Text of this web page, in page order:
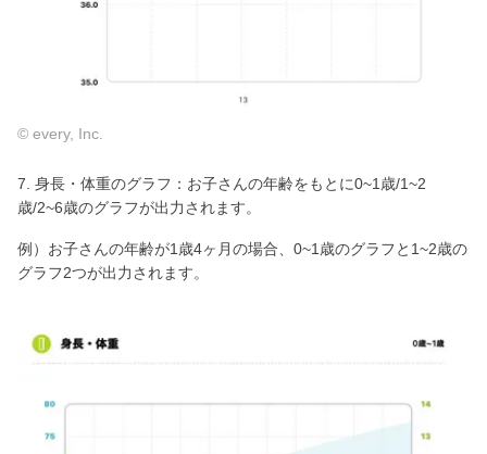
© every, Inc.
7. 身長・体重のグラフ：お子さんの年齢をもとに0~1歳/1~2
歳/2~6歳のグラフが出力されます。
例）お子さんの年齢が1歳4ヶ月の場合、0~1歳のグラフと1~2歳の
グラフ2つが出力されます。